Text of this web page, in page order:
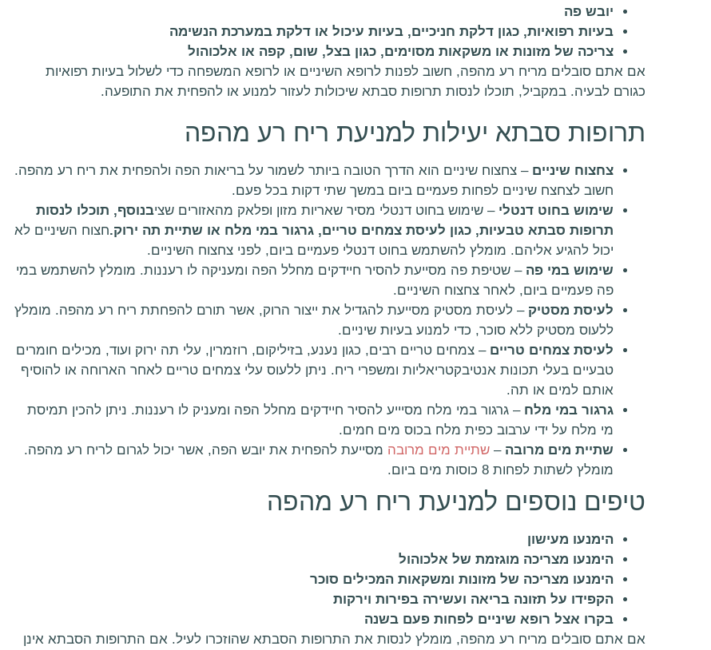
יובש פה
בעיות רפואיות, כגון דלקת חניכיים, בעיות עיכול או דלקת במערכת הנשימה
צריכה של מזונות או משקאות מסוימים, כגון בצל, שום, קפה או אלכוהול
אם אתם סובלים מריח רע מהפה, חשוב לפנות לרופא השיניים או לרופא המשפחה כדי לשלול בעיות רפואיות
כגורם לבעיה. במקביל, תוכלו לנסות תרופות סבתא שיכולות לעזור למנוע או להפחית את התופעה.
תרופות סבתא יעילות למניעת ריח רע מהפה
צחצוח שיניים – צחצוח שיניים הוא הדרך הטובה ביותר לשמור על בריאות הפה ולהפחית את ריח רע מהפה.
חשוב לצחצח שיניים לפחות פעמיים ביום במשך שתי דקות בכל פעם.
שימוש בחוט דנטלי – שימוש בחוט דנטלי מסיר שאריות מזון ופלאק מהאזורים שציבנוסף, תוכלו לנסות
תרופות סבתא טבעיות, כגון לעיסת צמחים טריים, גרגור במי מלח או שתיית תה ירוק.חצוח השיניים לא
יכול להגיע אליהם. מומלץ להשתמש בחוט דנטלי פעמיים ביום, לפני צחצוח השיניים.
שימוש במי פה – שטיפת פה מסייעת להסיר חיידקים מחלל הפה ומעניקה לו רעננות. מומלץ להשתמש במי
פה פעמיים ביום, לאחר צחצוח השיניים.
לעיסת מסטיק – לעיסת מסטיק מסייעת להגדיל את ייצור הרוק, אשר תורם להפחתת ריח רע מהפה. מומלץ
ללעוס מסטיק ללא סוכר, כדי למנוע בעיות שיניים.
לעיסת צמחים טריים – צמחים טריים רבים, כגון נענע, בזיליקום, רוזמרין, עלי תה ירוק ועוד, מכילים חומרים
טבעיים בעלי תכונות אנטיבקטריאליות ומשפרי ריח. ניתן ללעוס עלי צמחים טריים לאחר הארוחה או להוסיף
אותם למים או תה.
גרגור במי מלח – גרגור במי מלח מסיייע להסיר חיידקים מחלל הפה ומעניק לו רעננות. ניתן להכין תמיסת
מי מלח על ידי ערבוב כפית מלח בכוס מים חמים.
שתיית מים מרובה – שתיית מים מרובה מסייעת להפחית את יובש הפה, אשר יכול לגרום לריח רע מהפה.
מומלץ לשתות לפחות 8 כוסות מים ביום.
טיפים נוספים למניעת ריח רע מהפה
הימנעו מעישון
הימנעו מצריכה מוגזמת של אלכוהול
הימנעו מצריכה של מזונות ומשקאות המכילים סוכר
הקפידו על תזונה בריאה ועשירה בפירות וירקות
בקרו אצל רופא שיניים לפחות פעם בשנה
אם אתם סובלים מריח רע מהפה, מומלץ לנסות את התרופות הסבתא שהוזכרו לעיל. אם התרופות הסבתא אינן